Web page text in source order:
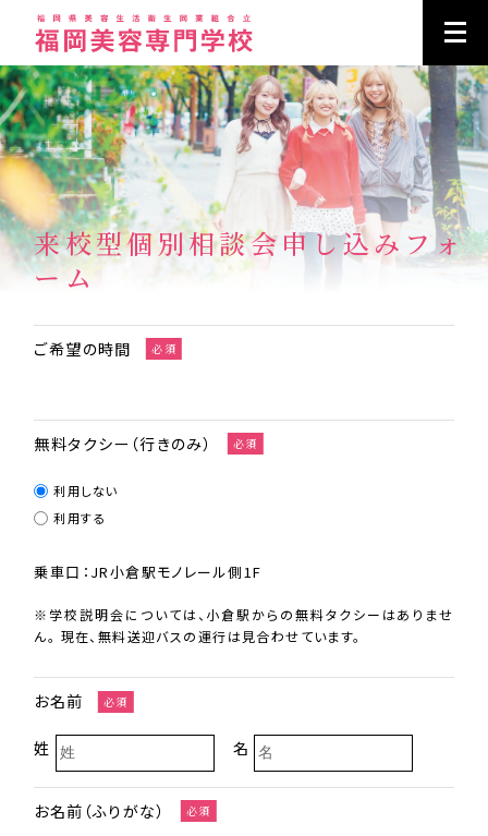
来校型個別相談会申し込みフォ
ーム
ご希望の時間 必須
無料タクシー（行きのみ） 必須
利用しない
利用する
乗車口：JR小倉駅モノレール側1F
※学校説明会については、小倉駅からの無料タクシーはありませ
ん。 現在、無料送迎バスの運行は見合わせています。
お名前 必須
姓 名
お名前（ふりがな） 必須